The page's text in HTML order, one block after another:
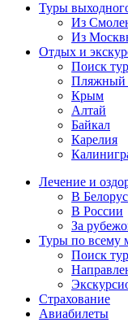
Туры
Из
Из
Отдых и
Поиск
Пляжный
Крым
Алтай
Байкал
Карелия
Лечение и
В
В России
За
Туры по всему
Поиск
Страхование
Авиабилеты